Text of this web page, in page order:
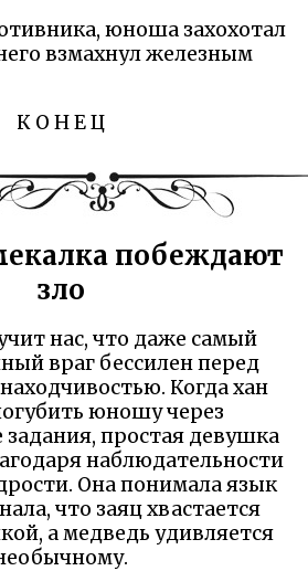
юноша захохотал
взмахнул железным
К О Н Е Ц
побеждают
зло
нас, что даже самый
враг бессилен перед
Когда хан
юношу через
простая девушка
наблюдательности
Она понимала язык
что заяц хвастается
а медведь удивляется